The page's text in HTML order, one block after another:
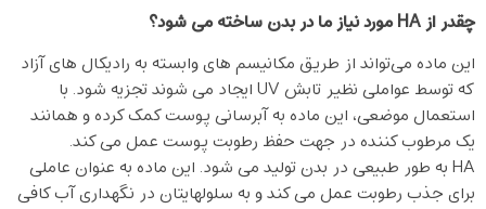
چقدر ازHA مورد نیاز ما در بدن ساخته می شود؟
این ماده می‌تواند از طریق مکانیسم های وابسته به رادیکال های آزاد
که توسط عواملی نظیر تابش UV ایجاد می شوند تجزیه شود. با
استعمال موضعی، این ماده به آبرسانی پوست کمک کرده و همانند
یک مرطوب کننده در جهت حفظ رطوبت پوست عمل می کند.
HA به طور طبیعی در بدن تولید می شود. این ماده به عنوان عاملی
برای جذب رطوبت عمل می کند و به سلولهایتان در نگهداری آب کافی